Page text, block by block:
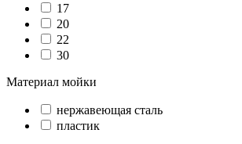
17
20
22
30
Материал мойки
нержавеющая сталь
пластик